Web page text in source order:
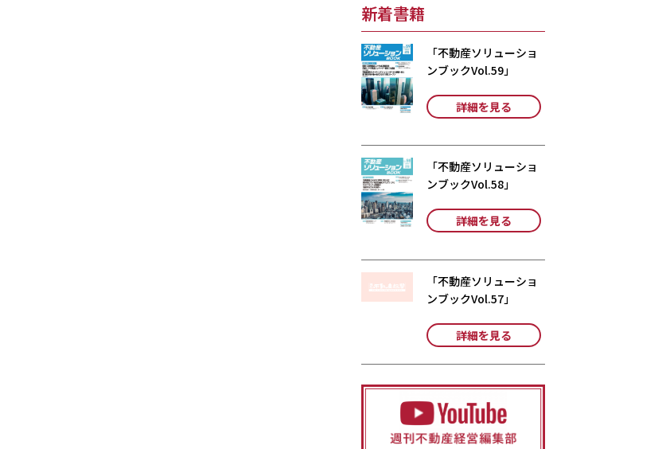
新着書籍
「不動産ソリューショ
ンブックVol.59」
詳細を見る
「不動産ソリューショ
ンブックVol.58」
詳細を見る
「不動産ソリューショ
ンブックVol.57」
詳細を見る